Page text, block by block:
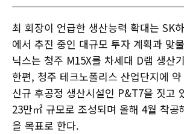
최 회장이 언급한 생산능력 확대는 SK
에서 추진 중인 대규모 투자 계획과 맞
닉스는 청주 M15X를 차세대 D램 생산
한편, 청주 테크노폴리스 산업단지에
신규 후공정 생산시설인 P&T7을 짓고
23만㎡ 규모로 조성되며 올해 4월 착공
을 목표로 한다.